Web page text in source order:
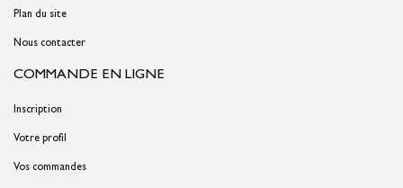
Plan du site
Nous contacter
COMMANDE EN LIGNE
Inscription
Votre profil
Vos commandes